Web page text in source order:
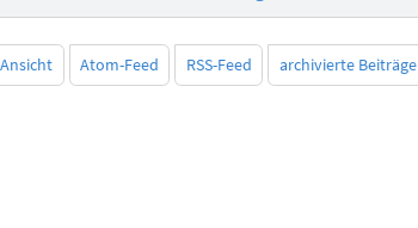
Atom-Feed RSS-Feed archivierte Beiträge